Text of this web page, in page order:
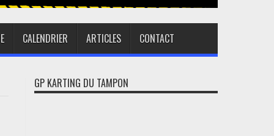
CALENDRIER ARTICLES CONTACT
GP KARTING DU TAMPON